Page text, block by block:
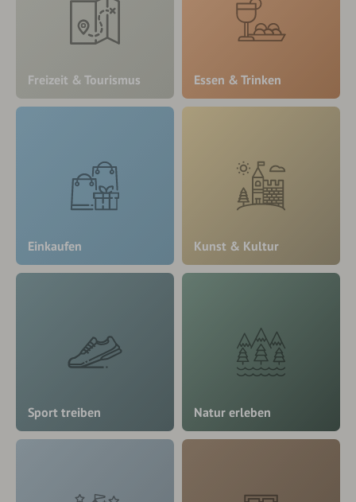
Freizeit & Tourismus Essen & Trinken
Einkaufen Kunst & Kultur
Sport treiben Natur erleben